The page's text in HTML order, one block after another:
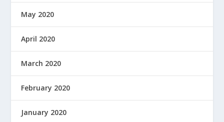
May 2020
April 2020
March 2020
February 2020
January 2020